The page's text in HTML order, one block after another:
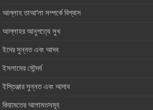
আল্লাহ তাআ’লা সম্পর্কে বিশ্বাস
আল্লাহর আনুগত্যে সুখ
ইদের সুন্নত এবং আদব
ইসলামের সৌন্দর্য
ইস্তিঞ্জার সুন্নত এবং আদাব
কিয়ামতের আলামতসমূহ